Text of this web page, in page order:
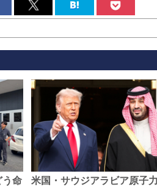
う命
米国・サウジアラビア原子